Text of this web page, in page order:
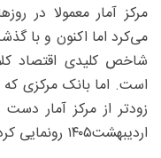
مرکز آمار معمولا در
شاخص کلیدی اقتصاد
است. اما بانک مرکزی که
زودتر از مرکز آمار
اردیبهشت۱۴۰۵ رونمایی کرده است.